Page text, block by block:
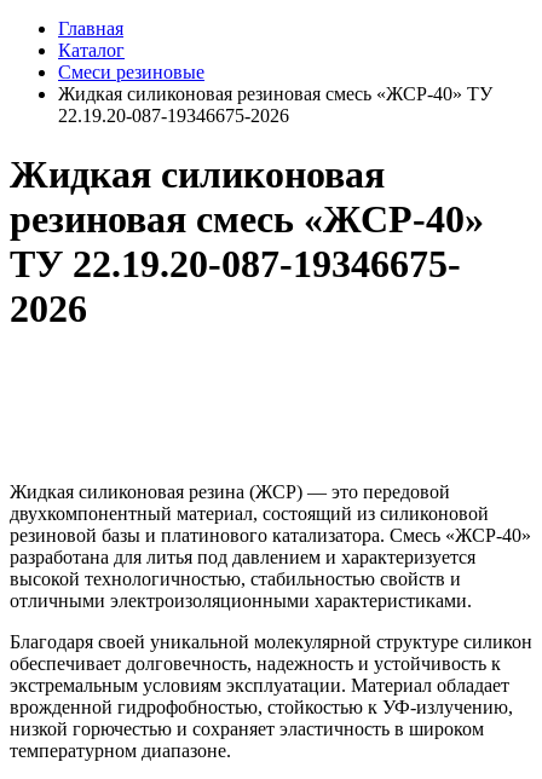
Главная
Каталог
Смеси резиновые
Жидкая силиконовая резиновая смесь «ЖСР-40» ТУ
22.19.20-087-19346675-2026
Жидкая силиконовая
резиновая смесь «ЖСР-40»
ТУ 22.19.20-087-19346675-
2026
Жидкая силиконовая резина (ЖСР) — это передовой
двухкомпонентный материал, состоящий из силиконовой
резиновой базы и платинового катализатора. Смесь «ЖСР-40»
разработана для литья под давлением и характеризуется
высокой технологичностью, стабильностью свойств и
отличными электроизоляционными характеристиками.
Благодаря своей уникальной молекулярной структуре силикон
обеспечивает долговечность, надежность и устойчивость к
экстремальным условиям эксплуатации. Материал обладает
врожденной гидрофобностью, стойкостью к УФ-излучению,
низкой горючестью и сохраняет эластичность в широком
температурном диапазоне.